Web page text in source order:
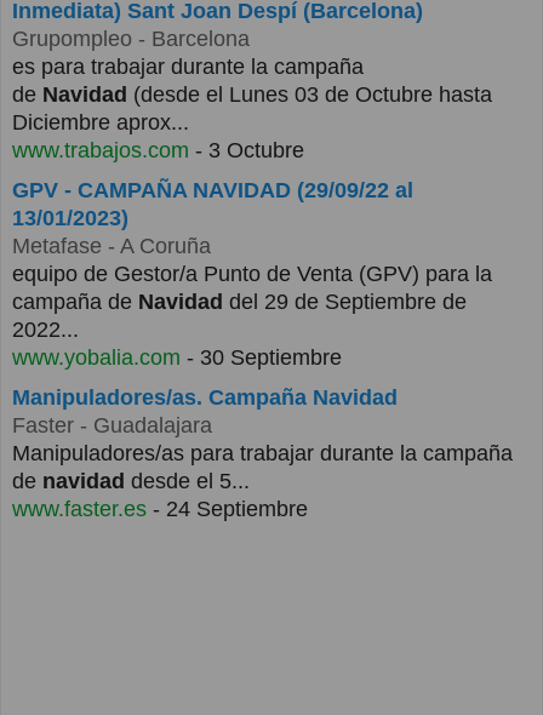
Inmediata) Sant Joan Despí (Barcelona)
Grupompleo - Barcelona
es para trabajar durante la campaña
de Navidad (desde el Lunes 03 de Octubre hasta
Diciembre aprox...
www.trabajos.com - 3 Octubre
GPV - CAMPAÑA NAVIDAD (29/09/22 al
13/01/2023)
Metafase - A Coruña
equipo de Gestor/a Punto de Venta (GPV) para la
campaña de Navidad del 29 de Septiembre de
2022...
www.yobalia.com - 30 Septiembre
Manipuladores/as. Campaña Navidad
Faster - Guadalajara
Manipuladores/as para trabajar durante la campaña
de navidad desde el 5...
www.faster.es - 24 Septiembre